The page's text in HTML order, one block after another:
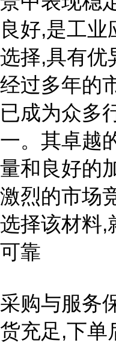
良好,是工业
选择,具有优
经过多年的
已成为众多
一。其卓越
量和良好的
激烈的市场
选择该材料,
可靠
采购与服务
货充足,下单